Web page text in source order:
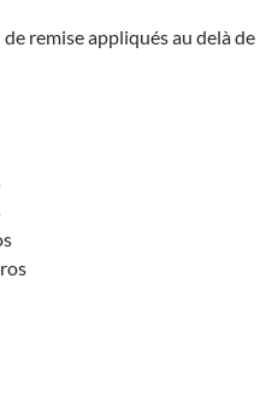
remise appliqués au delà de